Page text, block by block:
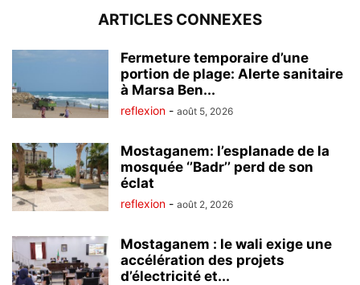
ARTICLES CONNEXES
Fermeture temporaire d’une
portion de plage: Alerte sanitaire
à Marsa Ben...
reflexion - août 5, 2026
Mostaganem: l’esplanade de la
mosquée ‘’Badr’’ perd de son
éclat
reflexion - août 2, 2026
Mostaganem : le wali exige une
accélération des projets
d’électricité et...